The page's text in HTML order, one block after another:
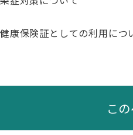
康保険証としての利用につ
こ